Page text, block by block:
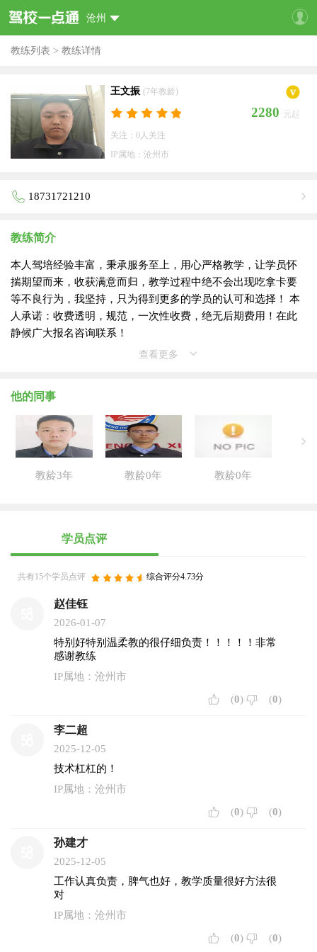
沧州
教练列表 > 教练详情
王文振 (7年教龄)
2280 元起
关注：0人关注
IP属地：沧州市
18731721210
教练简介
本人驾培经验丰富，秉承服务至上，用心严格教学，让学员怀
揣期望而来，收获满意而归，教学过程中绝不会出现吃拿卡要
等不良行为，我坚持，只为得到更多的学员的认可和选择！ 本
人承诺：收费透明，规范，一次性收费，绝无后期费用！在此
静候广大报名咨询联系！
查看更多
他的同事
教龄3年 教龄0年 教龄0年
学员点评
共有15个学员点评 综合评分4.73分
赵佳钰
2026-01-07
特别好特别温柔教的很仔细负责！！！！！非常
感谢教练
IP属地：沧州市
(0) (0)
李二超
2025-12-05
技术杠杠的！
IP属地：沧州市
(0) (0)
孙建才
2025-12-05
工作认真负责，脾气也好，教学质量很好方法很
对
IP属地：沧州市
(0) (0)